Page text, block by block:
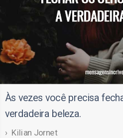
Às vezes você precisa
verdadeira beleza.
Kilian Jornet